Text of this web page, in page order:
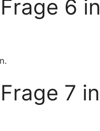
6 in
7 in